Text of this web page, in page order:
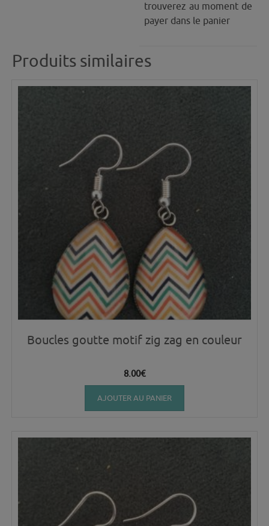
trouverez au moment de
payer dans le panier
Produits similaires
Boucles goutte motif zig zag en couleur
8.00€
AJOUTER AU PANIER